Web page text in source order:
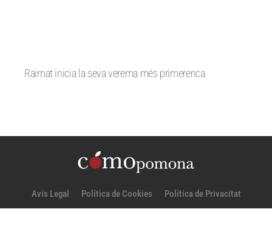
Raimat inicia la seva verema més primerenca
Avís Legal Política de Cookies Política de Privacitat